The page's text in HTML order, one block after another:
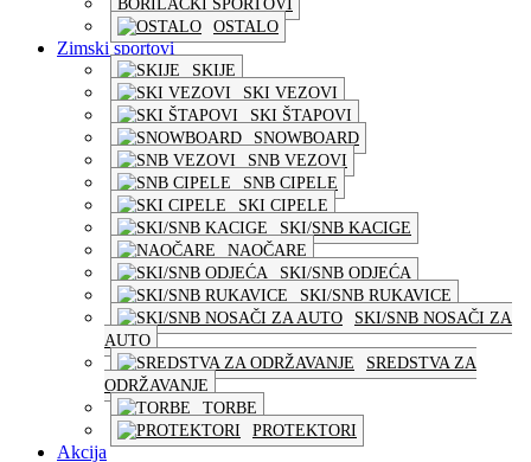
BORILAČKI SPORTOVI
OSTALO
Zimski sportovi
SKIJE
SKI VEZOVI
SKI ŠTAPOVI
SNOWBOARD
SNB VEZOVI
SNB CIPELE
SKI CIPELE
SKI/SNB KACIGE
NAOČARE
SKI/SNB ODJEĆA
SKI/SNB RUKAVICE
SKI/SNB NOSAČI ZA
AUTO
SREDSTVA ZA
ODRŽAVANJE
TORBE
PROTEKTORI
Akcija